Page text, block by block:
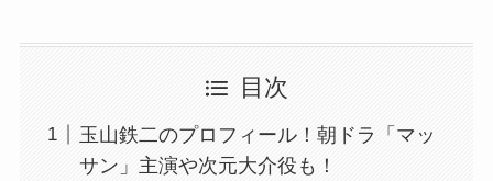
目次
玉山鉄二のプロフィール！朝ドラ「マッ
サン」主演や次元大介役も！